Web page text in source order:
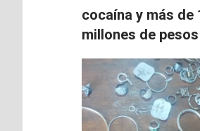
cocaína y más de
millones de pesos